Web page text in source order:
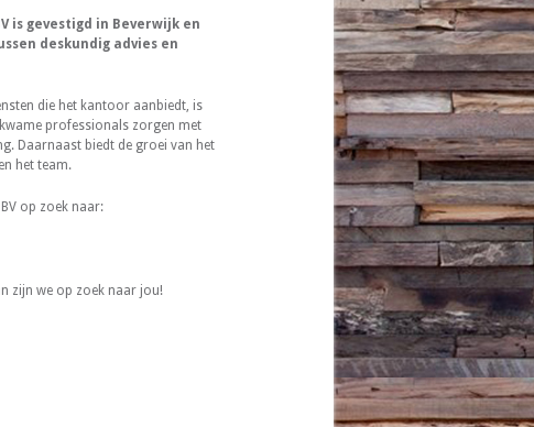
is gevestigd in Beverwijk en
deskundig advies en
die het kantoor aanbiedt, is
professionals zorgen met
Daarnaast biedt de groei van het
het team.
op zoek naar:
zijn we op zoek naar jou!